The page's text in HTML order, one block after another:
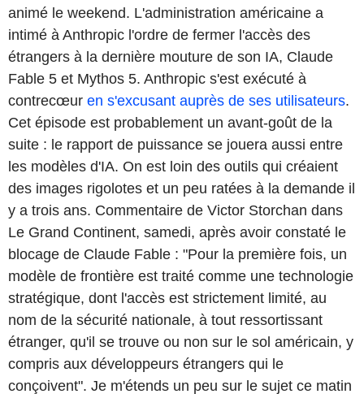
animé le weekend. L'administration américaine a
intimé à Anthropic l'ordre de fermer l'accès des
étrangers à la dernière mouture de son IA, Claude
Fable 5 et Mythos 5. Anthropic s'est exécuté à
contrecœur en s'excusant auprès de ses utilisateurs.
Cet épisode est probablement un avant-goût de la
suite : le rapport de puissance se jouera aussi entre
les modèles d'IA. On est loin des outils qui créaient
des images rigolotes et un peu ratées à la demande il
y a trois ans. Commentaire de Victor Storchan dans
Le Grand Continent, samedi, après avoir constaté le
blocage de Claude Fable : "Pour la première fois, un
modèle de frontière est traité comme une technologie
stratégique, dont l'accès est strictement limité, au
nom de la sécurité nationale, à tout ressortissant
étranger, qu'il se trouve ou non sur le sol américain, y
compris aux développeurs étrangers qui le
conçoivent". Je m'étends un peu sur le sujet ce matin